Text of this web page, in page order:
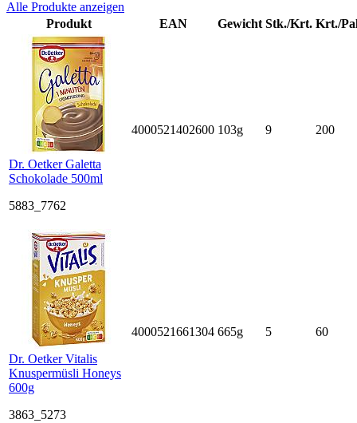
Alle Produkte anzeigen
Produkt
EAN Gewicht Stk./Krt. Krt./
Dr. Oetker Galetta
Schokolade 500ml
5883_7762
4000521402600 103g 9 200
Dr. Oetker Vitalis
Knuspermüsli Honeys
600g
3863_5273
4000521661304 665g 5 60